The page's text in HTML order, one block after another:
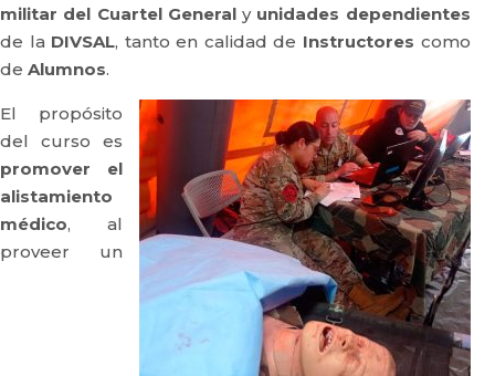
militar del Cuartel Generaly unidades dependientes
de la DIVSAL, tanto en calidad de Instructores como
de Alumnos.
El propósito
del curso es
promover el
alistamiento
médico, al
proveer un